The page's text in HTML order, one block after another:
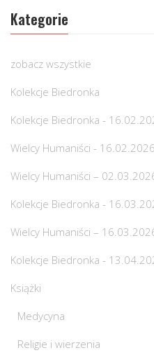
Kategorie
zobacz wszystkie
Kolekcje Biedronka
Kolekcje Biedronka -
Wielcy Humaniści - 16.02.2026
Wielcy Humaniści –
Kolekcje Biedronka -
Wielcy Humaniści –
Kolekcje Biedronka -
Książki
Medycyna
Religie i wierzenia